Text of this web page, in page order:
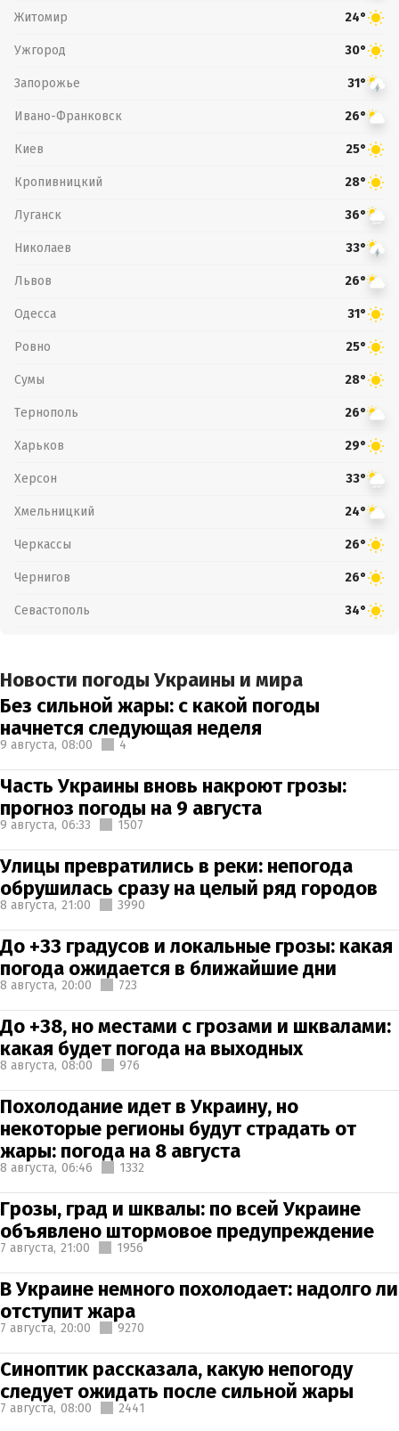
Житомир 24°
Ужгород 30°
Запорожье 31°
Ивано-Франковск 26°
Киев 25°
Кропивницкий 28°
Луганск 36°
Николаев 33°
Львов 26°
Одесса 31°
Ровно 25°
Сумы 28°
Тернополь 26°
Харьков 29°
Херсон 33°
Хмельницкий 24°
Черкассы 26°
Чернигов 26°
Севастополь 34°
Новости погоды Украины и мира
Без сильной жары: с какой погоды
начнется следующая неделя
9 августа, 08:00 4
Часть Украины вновь накроют грозы:
прогноз погоды на 9 августа
9 августа, 06:33 1507
Улицы превратились в реки: непогода
обрушилась сразу на целый ряд городов
8 августа, 21:00 3990
До +33 градусов и локальные грозы: какая
погода ожидается в ближайшие дни
8 августа, 20:00 723
До +38, но местами с грозами и шквалами:
какая будет погода на выходных
8 августа, 08:00 976
Похолодание идет в Украину, но
некоторые регионы будут страдать от
жары: погода на 8 августа
8 августа, 06:46 1332
Грозы, град и шквалы: по всей Украине
объявлено штормовое предупреждение
7 августа, 21:00 1956
В Украине немного похолодает: надолго ли
отступит жара
7 августа, 20:00 9270
Синоптик рассказала, какую непогоду
следует ожидать после сильной жары
7 августа, 08:00 2441